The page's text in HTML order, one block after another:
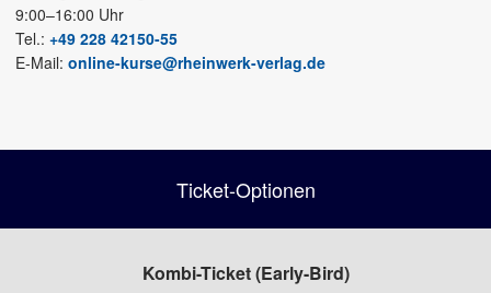
9:00–16:00 Uhr
Tel.: +49 228 42150-55
E-Mail: online-kurse@rheinwerk-verlag.de
Ticket-Optionen
Kombi-Ticket